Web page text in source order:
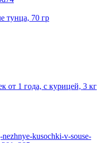
тунца, 70 гр
от 1 года, с курицей, 3 кг